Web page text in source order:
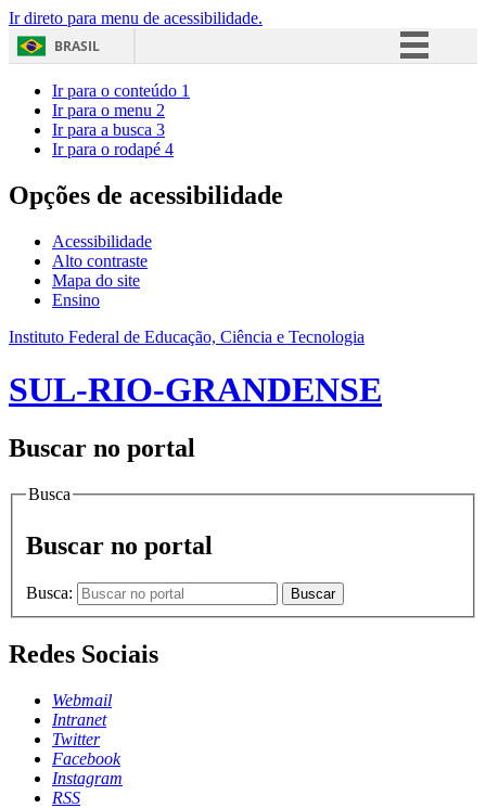
Ir direto para menu de acessibilidade.
BRASIL
Acesso à informação
Ir para o conteúdo 1
Ir para o menu 2
Ir para a busca 3
Ir para o rodapé 4
Opções de acessibilidade
Acessibilidade
Alto contraste
Mapa do site
Ensino
Instituto Federal de Educação, Ciência e Tecnologia
SUL-RIO-GRANDENSE
Buscar no portal
Busca
Buscar no portal
Busca: Buscar
Redes Sociais
Webmail
Intranet
Twitter
Facebook
Instagram
RSS